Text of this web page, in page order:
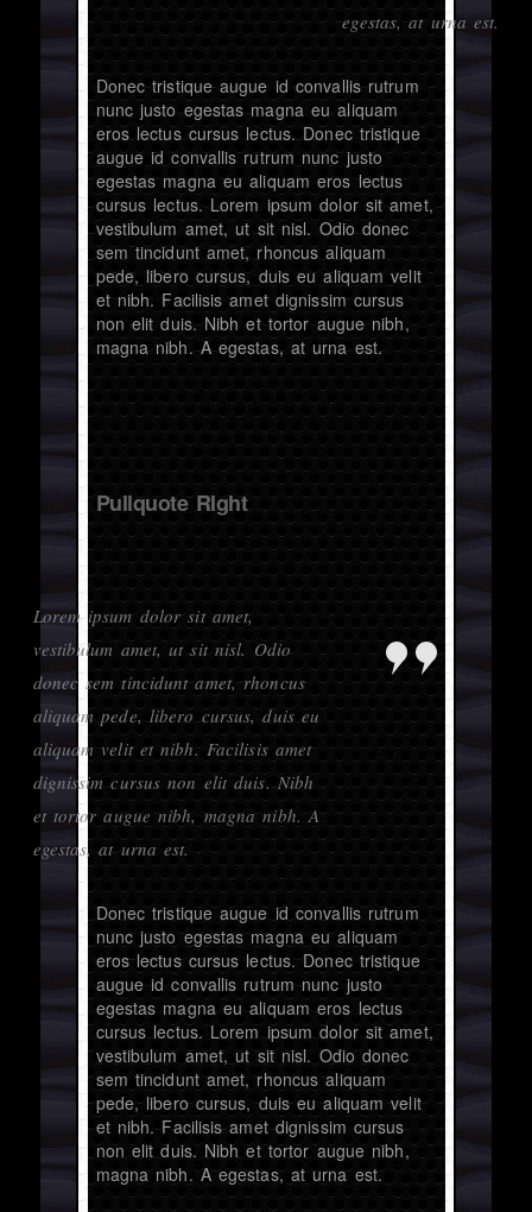
egestas, at urna est.
Donec tristique augue id convallis rutrum
nunc justo egestas magna eu aliquam
eros lectus cursus lectus. Donec tristique
augue id convallis rutrum nunc justo
egestas magna eu aliquam eros lectus
cursus lectus. Lorem ipsum dolor sit amet,
vestibulum amet, ut sit nisl. Odio donec
sem tincidunt amet, rhoncus aliquam
pede, libero cursus, duis eu aliquam velit
et nibh. Facilisis amet dignissim cursus
non elit duis. Nibh et tortor augue nibh,
magna nibh. A egestas, at urna est.
Pullquote RIght
Lorem ipsum dolor sit amet,
vestibulum amet, ut sit nisl. Odio
donec sem tincidunt amet, rhoncus
aliquam pede, libero cursus, duis eu
aliquam velit et nibh. Facilisis amet
dignissim cursus non elit duis. Nibh
et tortor augue nibh, magna nibh. A
egestas, at urna est.
Donec tristique augue id convallis rutrum
nunc justo egestas magna eu aliquam
eros lectus cursus lectus. Donec tristique
augue id convallis rutrum nunc justo
egestas magna eu aliquam eros lectus
cursus lectus. Lorem ipsum dolor sit amet,
vestibulum amet, ut sit nisl. Odio donec
sem tincidunt amet, rhoncus aliquam
pede, libero cursus, duis eu aliquam velit
et nibh. Facilisis amet dignissim cursus
non elit duis. Nibh et tortor augue nibh,
magna nibh. A egestas, at urna est.